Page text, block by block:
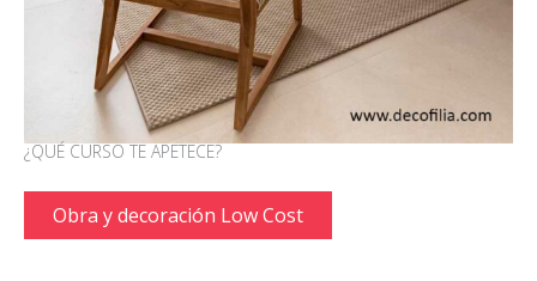
¿QUÉ CURSO TE APETECE?
Obra y decoración Low Cost